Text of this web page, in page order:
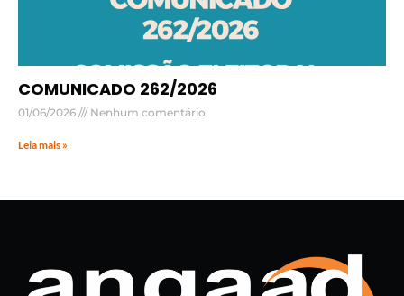
COMUNICADO 262/2026
01/06/2026 Nenhum comentário
Leia mais »